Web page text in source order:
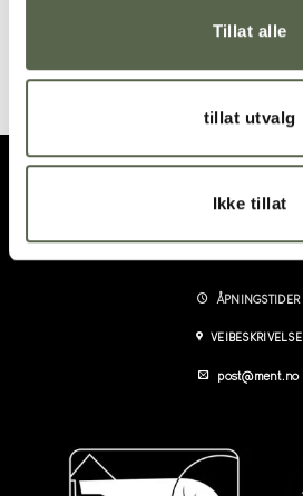
Tillat alle
tillat utvalg
Ikke tillat
195,00kr
ÅPNINGSTIDER
VEIBESKRIVELSE
post@ment.no